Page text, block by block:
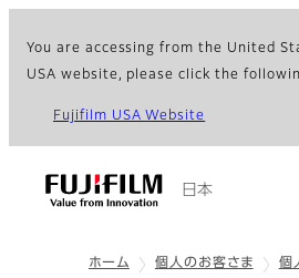
You are accessing from the United
USA website, please click the
Fujifilm USA Website
日本
ホーム 個人のお客さま
個